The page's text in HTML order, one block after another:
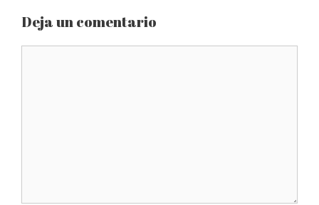
Deja un comentario